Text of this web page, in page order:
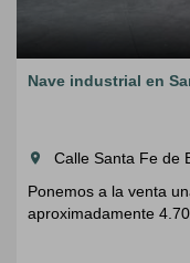
Nave industrial en
room
Calle Santa Fe de
Ponemos a la venta
aproximadamente